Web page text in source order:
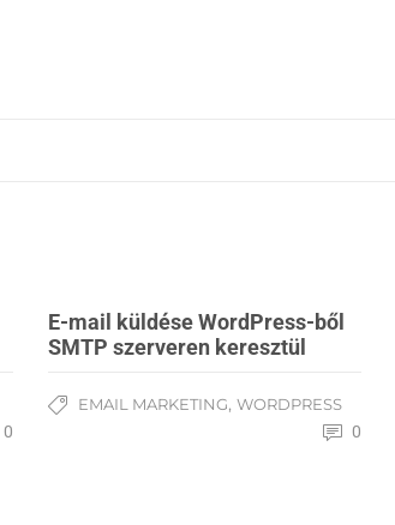
0
E-mail küldése WordPress-ből
SMTP szerveren keresztül
EMAIL MARKETING,WORDPRESS
0